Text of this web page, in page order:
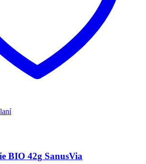
BIO 42g SanusVia